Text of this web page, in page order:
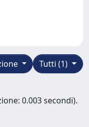
Tutti (1)
0.003 secondi).